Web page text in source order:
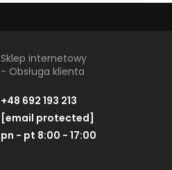
Sklep internetowy
- Obsługa klienta
+48 692 193 213
[email protected]
pn - pt 8:00 - 17:00